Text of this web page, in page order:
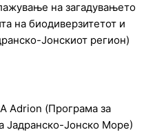
на загадувањето
на биодиверзитетот и
Јонскиот регион)
Adrion (Програма за
Јадранско-Јонско Море)